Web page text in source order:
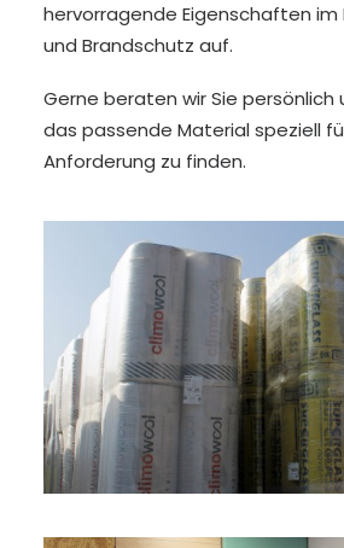
hervorragende Eigenschaften
und Brandschutz auf.
Gerne beraten wir Sie persönlich
das passende Material speziell
Anforderung zu finden.